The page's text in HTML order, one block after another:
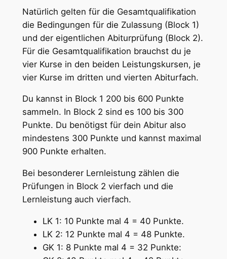
Natürlich gelten für die Gesamtqualifikation
die Bedingungen für die Zulassung (Block 1)
und der eigentlichen Abiturprüfung (Block 2).
Für die Gesamtqualifikation brauchst du je
vier Kurse in den beiden Leistungskursen, je
vier Kurse im dritten und vierten Abiturfach.
Du kannst in Block 1 200 bis 600 Punkte
sammeln. In Block 2 sind es 100 bis 300
Punkte. Du benötigst für dein Abitur also
mindestens 300 Punkte und kannst maximal
900 Punkte erhalten.
Bei besonderer Lernleistung zählen die
Prüfungen in Block 2 vierfach und die
Lernleistung auch vierfach.
LK 1: 10 Punkte mal 4 = 40 Punkte.
LK 2: 12 Punkte mal 4 = 48 Punkte.
GK 1: 8 Punkte mal 4 = 32 Punkte: